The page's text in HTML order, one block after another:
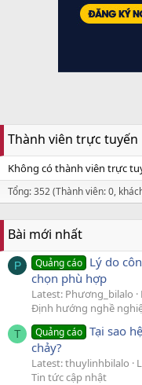
Thành viên trực tuyến
Không có thành viên trực
Tổng: 352 (Thành viên: 0,
Bài mới nhất
P Quảng cáo Lý do
chọn phù hợp
Latest: Phương_bilalo
Định hướng nghề
T Quảng cáo Tại sao
chảy?
Latest: thuylinhbilalo
Tin tức cập nhật